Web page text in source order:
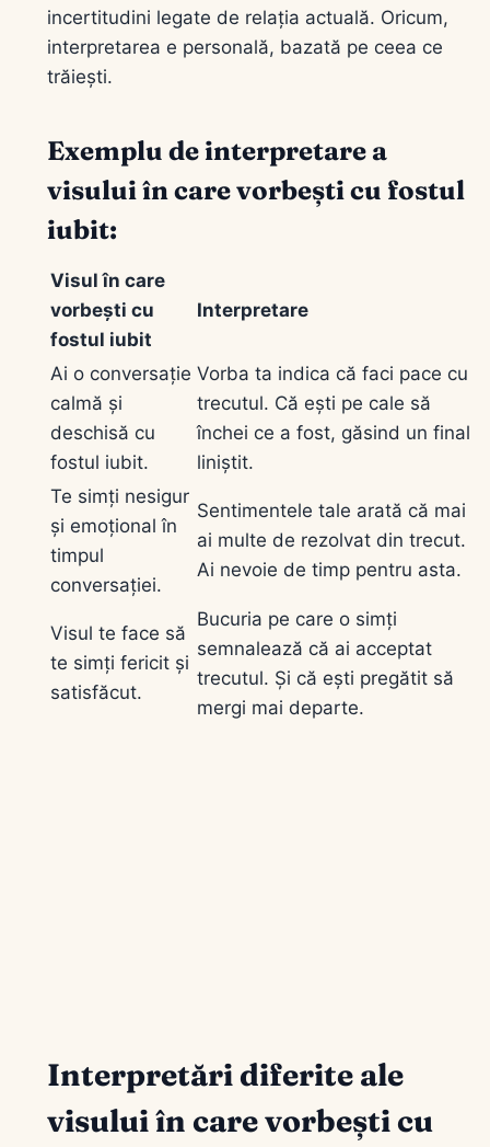
incertitudini legate de relația actuală. Oricum,
interpretarea e personală, bazată pe ceea ce
trăiești.
Exemplu de interpretare a
visului în care vorbești cu fostul
iubit:
Visul în care
vorbești cu
fostul iubit
Interpretare
Ai o conversație
calmă și
deschisă cu
fostul iubit.
Vorba ta indica că faci pace cu
trecutul. Că ești pe cale să
închei ce a fost, găsind un final
liniștit.
Te simți nesigur
și emoțional în
timpul
conversației.
Sentimentele tale arată că mai
ai multe de rezolvat din trecut.
Ai nevoie de timp pentru asta.
Visul te face să
te simți fericit și
satisfăcut.
Bucuria pe care o simți
semnalează că ai acceptat
trecutul. Și că ești pregătit să
mergi mai departe.
Interpretări diferite ale
visului în care vorbești cu